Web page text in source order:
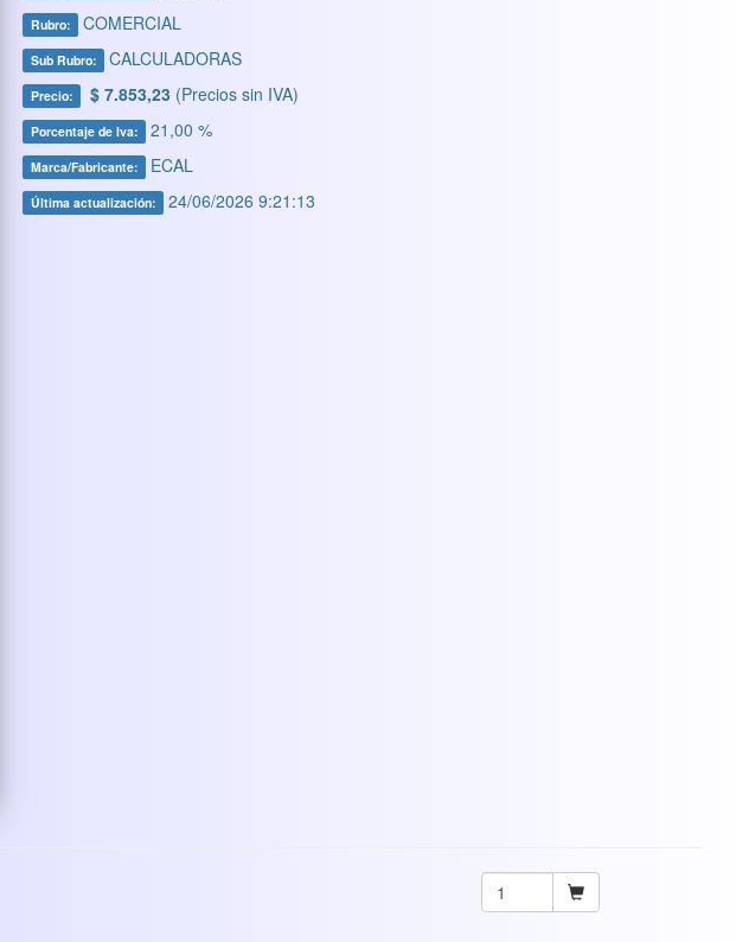
Rubro: COMERCIAL
Sub Rubro: CALCULADORAS
Precio: $ 7.853,23 (Precios sin IVA)
Porcentaje de Iva: 21,00 %
Marca/Fabricante: ECAL
Última actualización: 24/06/2026 9:21:13